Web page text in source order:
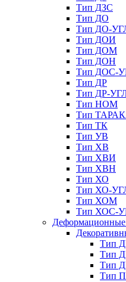
Тип ДЗС
Тип ДО
Тип ДО-
Тип ДОИ
Тип ДОМ
Тип ДОН
Тип ДОС-
Тип ДР
Тип ДР-
Тип НОМ
Тип
Тип ТК
Тип УВ
Тип ХВ
Тип ХВИ
Тип ХВН
Тип ХО
Тип ХО-
Тип ХОМ
Тип ХОС-
Тип
Тип
Тип
Тип